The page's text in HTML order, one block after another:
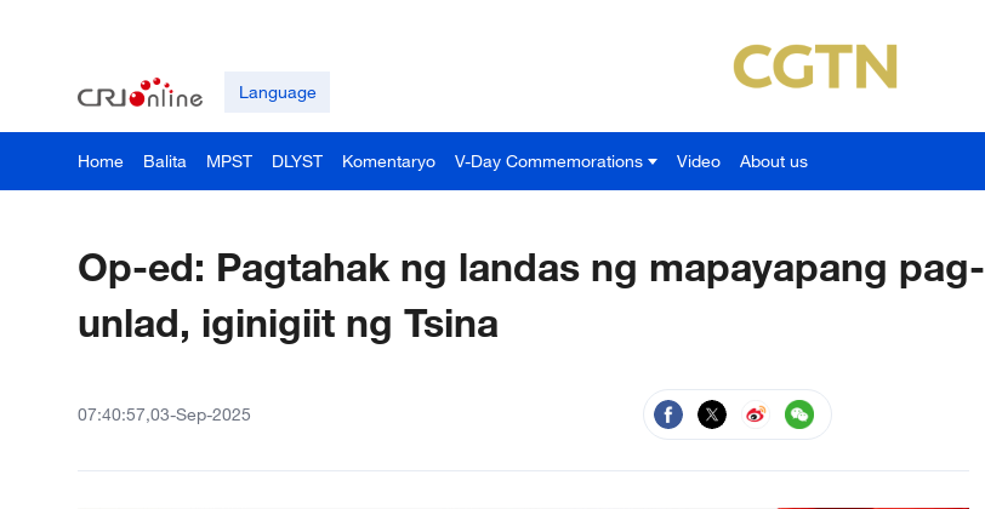
Language
Home Balita MPST DLYST Komentaryo V-Day Commemorations Video About us
Op-ed: Pagtahak ng landas ng mapayapang pag-
unlad, iginigiit ng Tsina
07:40:57,03-Sep-2025